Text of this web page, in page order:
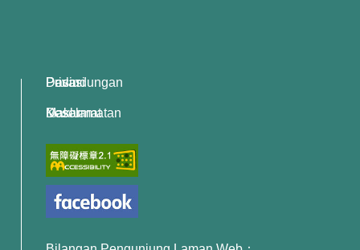
Dasar Perlindungan Privasi
Dasar Keselamatan Maklumat